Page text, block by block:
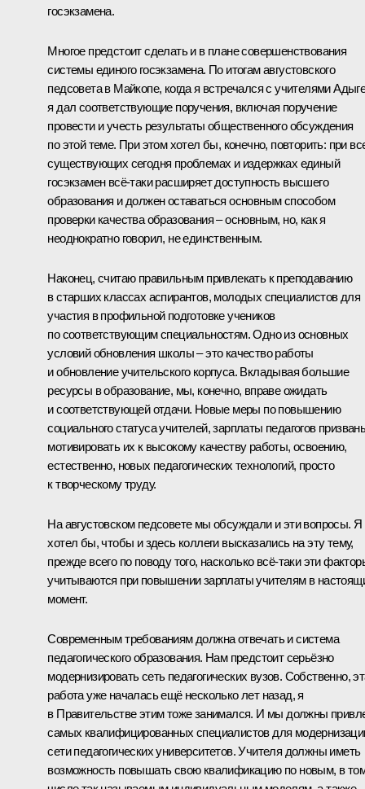
госэкзамена.
Многое предстоит сделать и в плане совершенствования
системы единого госэкзамена. По итогам августовского
педсовета в Майкопе, когда я встречался с учителями
я дал соответствующие поручения, включая поручение
провести и учесть результаты общественного обсуждения
по этой теме. При этом хотел бы, конечно, повторить: при
существующих сегодня проблемах и издержках единый
госэкзамен всё‑таки расширяет доступность высшего
образования и должен оставаться основным способом
проверки качества образования – основным, но, как я
неоднократно говорил, не единственным.
Наконец, считаю правильным привлекать к преподаванию
в старших классах аспирантов, молодых специалистов для
участия в профильной подготовке учеников
по соответствующим специальностям. Одно из основных
условий обновления школы – это качество работы
и обновление учительского корпуса. Вкладывая большие
ресурсы в образование, мы, конечно, вправе ожидать
и соответствующей отдачи. Новые меры по повышению
социального статуса учителей, зарплаты педагогов
мотивировать их к высокому качеству работы, освоению,
естественно, новых педагогических технологий, просто
к творческому труду.
На августовском педсовете мы обсуждали и эти вопросы. Я
хотел бы, чтобы и здесь коллеги высказались на эту тему,
прежде всего по поводу того, насколько всё‑таки эти
учитываются при повышении зарплаты учителям в
момент.
Современным требованиям должна отвечать и система
педагогического образования. Нам предстоит серьёзно
модернизировать сеть педагогических вузов. Собственно,
работа уже началась ещё несколько лет назад, я
в Правительстве этим тоже занимался. И мы должны
самых квалифицированных специалистов для
сети педагогических университетов. Учителя должны иметь
возможность повышать свою квалификацию по новым, в